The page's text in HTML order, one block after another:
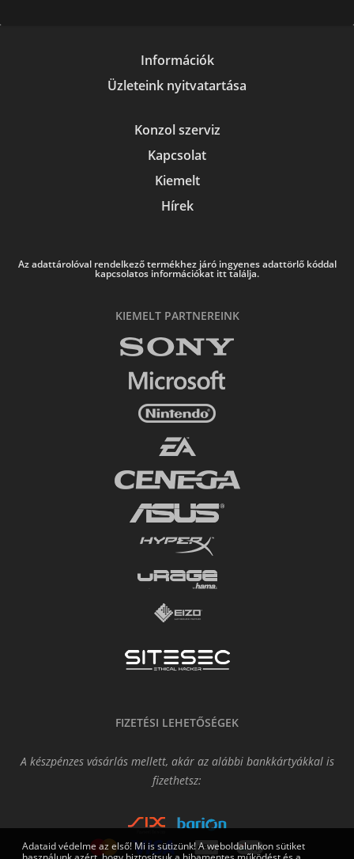
Információk
Üzleteink nyitvatartása
Konzol szerviz
Kapcsolat
Kiemelt
Hírek
Az adattárolóval rendelkező termékhez járó ingyenes adattörlő kóddal
kapcsolatos információkat itt találja.
KIEMELT PARTNEREINK
FIZETÉSI LEHETŐSÉGEK
A készpénzes vásárlás mellett, akár az alábbi bankkártyákkal is
fizethetsz:
Adataid védelme az első! Mi is sütizünk! A weboldalunkon sütiket